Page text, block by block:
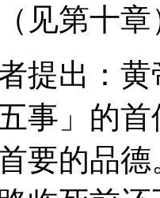
见第十章
出：黄
事」的
要的品